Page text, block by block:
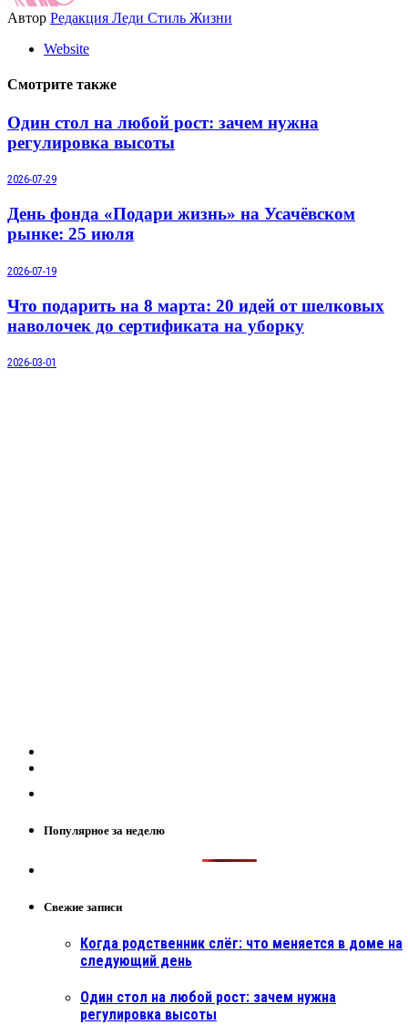
Автор Редакция Леди Стиль Жизни
Website
Смотрите также
Один стол на любой рост: зачем нужна
регулировка высоты
2026-07-29
День фонда «Подари жизнь» на Усачёвском
рынке: 25 июля
2026-07-19
Что подарить на 8 марта: 20 идей от шелковых
наволочек до сертификата на уборку
2026-03-01
Популярное за неделю
Свежие записи
Когда родственник слёг: что меняется в доме на
следующий день
Один стол на любой рост: зачем нужна
регулировка высоты